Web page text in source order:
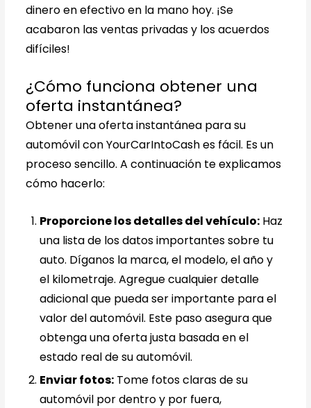
dinero en efectivo en la mano hoy. ¡Se
acabaron las ventas privadas y los acuerdos
difíciles!
¿Cómo funciona obtener una
oferta instantánea?
Obtener una oferta instantánea para su
automóvil con YourCarIntoCash es fácil. Es un
proceso sencillo. A continuación te explicamos
cómo hacerlo:
Proporcione los detalles del vehículo: Haz
una lista de los datos importantes sobre tu
auto. Díganos la marca, el modelo, el año y
el kilometraje. Agregue cualquier detalle
adicional que pueda ser importante para el
valor del automóvil. Este paso asegura que
obtenga una oferta justa basada en el
estado real de su automóvil.
Enviar fotos: Tome fotos claras de su
automóvil por dentro y por fuera,